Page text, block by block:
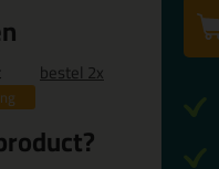
bestel 2x